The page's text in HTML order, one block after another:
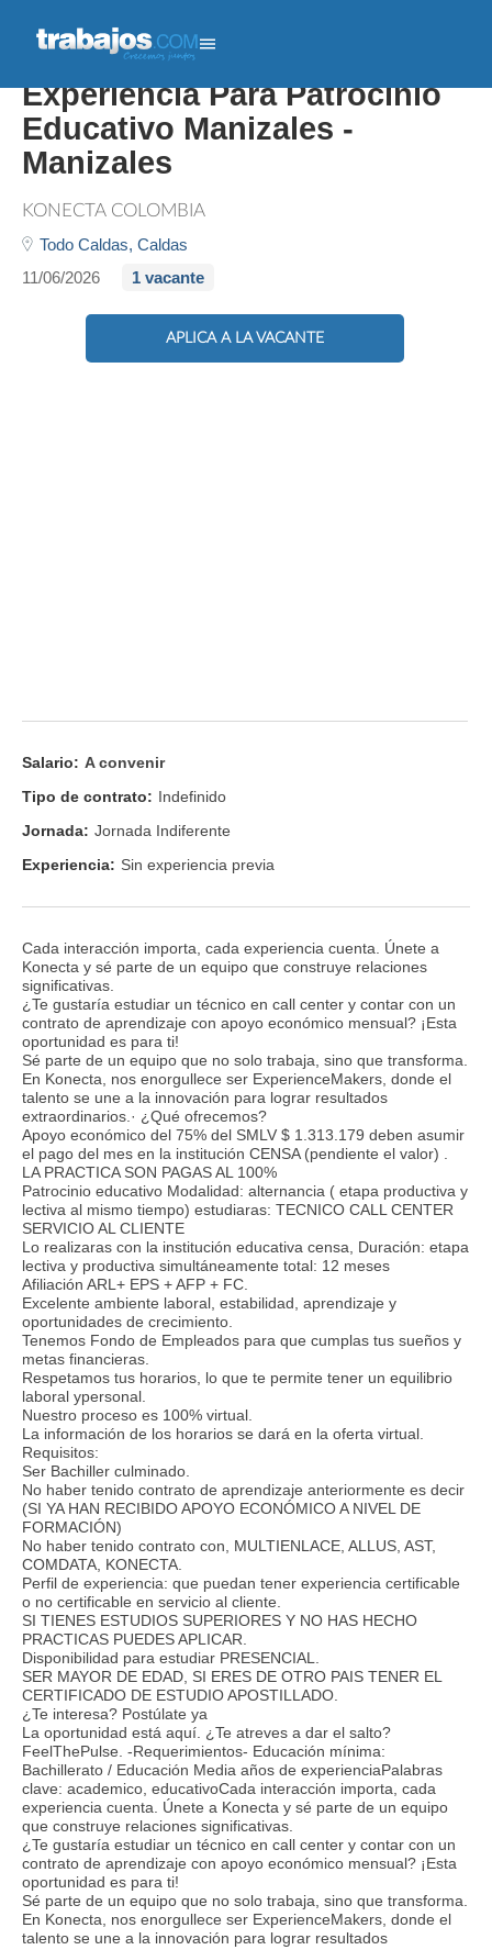
23149 Bachiller Sin
Experiencia Para Patrocinio
Educativo Manizales -
Manizales
KONECTA COLOMBIA
Todo Caldas, Caldas
11/06/2026
1 vacante
APLICA A LA VACANTE
Salario: A convenir
Tipo de contrato: Indefinido
Jornada: Jornada Indiferente
Experiencia: Sin experiencia previa
Cada interacción importa, cada experiencia cuenta. Únete a
Konecta y sé parte de un equipo que construye relaciones
significativas.
¿Te gustaría estudiar un técnico en call center y contar con un
contrato de aprendizaje con apoyo económico mensual? ¡Esta
oportunidad es para ti!
Sé parte de un equipo que no solo trabaja, sino que transforma.
En Konecta, nos enorgullece ser ExperienceMakers, donde el
talento se une a la innovación para lograr resultados
extraordinarios.· ¿Qué ofrecemos?
Apoyo económico del 75% del SMLV $ 1.313.179 deben asumir
el pago del mes en la institución CENSA (pendiente el valor) .
LA PRACTICA SON PAGAS AL 100%
Patrocinio educativo Modalidad: alternancia ( etapa productiva y
lectiva al mismo tiempo) estudiaras: TECNICO CALL CENTER
SERVICIO AL CLIENTE
Lo realizaras con la institución educativa censa, Duración: etapa
lectiva y productiva simultáneamente total: 12 meses
Afiliación ARL+ EPS + AFP + FC.
Excelente ambiente laboral, estabilidad, aprendizaje y
oportunidades de crecimiento.
Tenemos Fondo de Empleados para que cumplas tus sueños y
metas financieras.
Respetamos tus horarios, lo que te permite tener un equilibrio
laboral ypersonal.
Nuestro proceso es 100% virtual.
La información de los horarios se dará en la oferta virtual.
Requisitos:
Ser Bachiller culminado.
No haber tenido contrato de aprendizaje anteriormente es decir
(SI YA HAN RECIBIDO APOYO ECONÓMICO A NIVEL DE
FORMACIÓN)
No haber tenido contrato con, MULTIENLACE, ALLUS, AST,
COMDATA, KONECTA.
Perfil de experiencia: que puedan tener experiencia certificable
o no certificable en servicio al cliente.
SI TIENES ESTUDIOS SUPERIORES Y NO HAS HECHO
PRACTICAS PUEDES APLICAR.
Disponibilidad para estudiar PRESENCIAL.
SER MAYOR DE EDAD, SI ERES DE OTRO PAIS TENER EL
CERTIFICADO DE ESTUDIO APOSTILLADO.
¿Te interesa? Postúlate ya
La oportunidad está aquí. ¿Te atreves a dar el salto?
FeelThePulse. -Requerimientos- Educación mínima:
Bachillerato / Educación Media años de experienciaPalabras
clave: academico, educativoCada interacción importa, cada
experiencia cuenta. Únete a Konecta y sé parte de un equipo
que construye relaciones significativas.
¿Te gustaría estudiar un técnico en call center y contar con un
contrato de aprendizaje con apoyo económico mensual? ¡Esta
oportunidad es para ti!
Sé parte de un equipo que no solo trabaja, sino que transforma.
En Konecta, nos enorgullece ser ExperienceMakers, donde el
talento se une a la innovación para lograr resultados